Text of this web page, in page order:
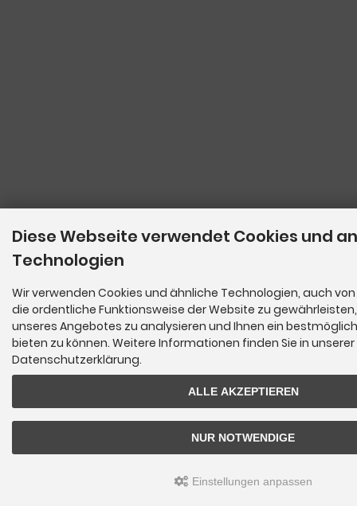
Diese Webseite verwendet Cookies und
Technologien
Wir verwenden Cookies und ähnliche Technologien, auch
die ordentliche Funktionsweise der Website zu
unseres Angebotes zu analysieren und Ihnen ein
bieten zu können. Weitere Informationen finden Sie in unserer
Datenschutzerklärung.
ALLE AKZEPTIEREN
NUR NOTWENDIGE
Einstellungen anpassen